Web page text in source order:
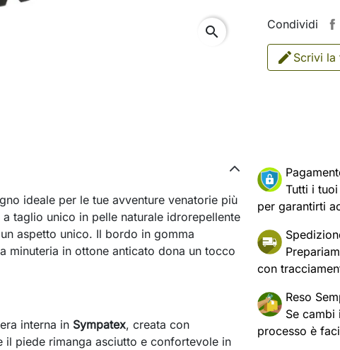
search Condividi
Scrivi la
Tutti i
per garantirti
con
Reso
Se
processo è
ideale per le tue avventure venatorie più
taglio unico in pelle naturale idrorepellente
aspetto unico. Il bordo in gomma
minuteria in ottone anticato dona un tocco
interna in Sympatex, creata con
il piede rimanga asciutto e confortevole in